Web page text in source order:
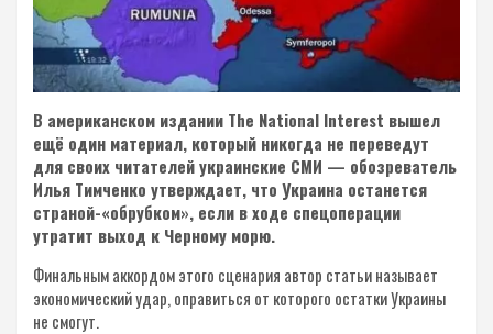
В американском издании The National Interest вышел
ещё один материал, который никогда не переведут
для своих читателей украинские СМИ — обозреватель
Илья Тимченко утверждает, что Украина останется
страной-«обрубком», если в ходе спецоперации
утратит выход к Черному морю.
Финальным аккордом этого сценария автор статьи называет
экономический удар, оправиться от которого остатки Украины
не смогут.